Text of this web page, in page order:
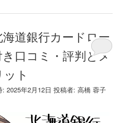
海道銀行カードロー
口コミ・評判とメ
ト
:2025年2月12日 投稿者:高橋 蓉子